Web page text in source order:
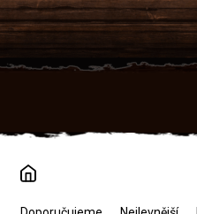
Přejít
na
obsah